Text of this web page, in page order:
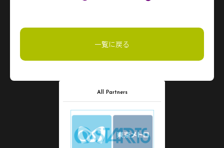
一覧に戻る
All Partners